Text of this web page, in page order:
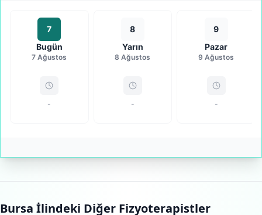
7
Bugün
7 Ağustos
-
8
Yarın
8 Ağustos
-
9
Pazar
9 Ağustos
-
Bursa İlindeki Diğer Fizyoterapistler